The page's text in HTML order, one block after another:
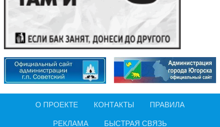
О ПРОЕКТЕ КОНТАКТЫ ПРАВИЛА
РЕКЛАМА БЫСТРАЯ СВЯЗЬ